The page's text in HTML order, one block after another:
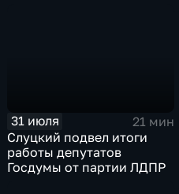
31 июля
21 мин
Слуцкий подвел итоги
работы депутатов
Госдумы от партии ЛДПР